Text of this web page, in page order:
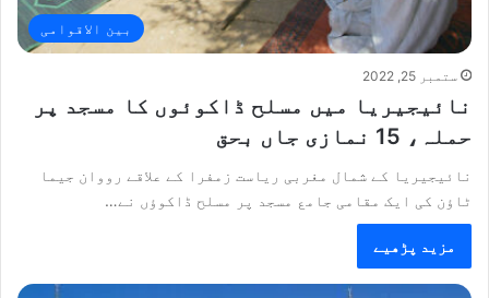
بین الاقوامی
ستمبر 25, 2022
نائیجیریا میں مسلح ڈاکوئوں کا مسجد پر
حملہ، 15 نمازی جاں بحق
نائیجیریا کے شمال مغربی ریاست زمفرا کے علاقے رووان جیما
ٹاؤن کی ایک مقامی جامع مسجد پر مسلح ڈاکوؤں نے…
مزید پڑھیے